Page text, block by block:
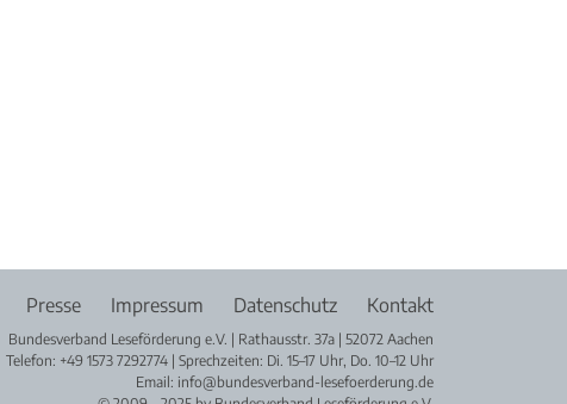
Presse Impressum Datenschutz Kontakt
Bundesverband Leseförderung e.V. | Rathausstr. 37a | 52072 Aachen
Telefon: +49 1573 7292774 | Sprechzeiten: Di. 15–17 Uhr, Do. 10–12 Uhr
Email: info@bundesverband-lesefoerderung.de